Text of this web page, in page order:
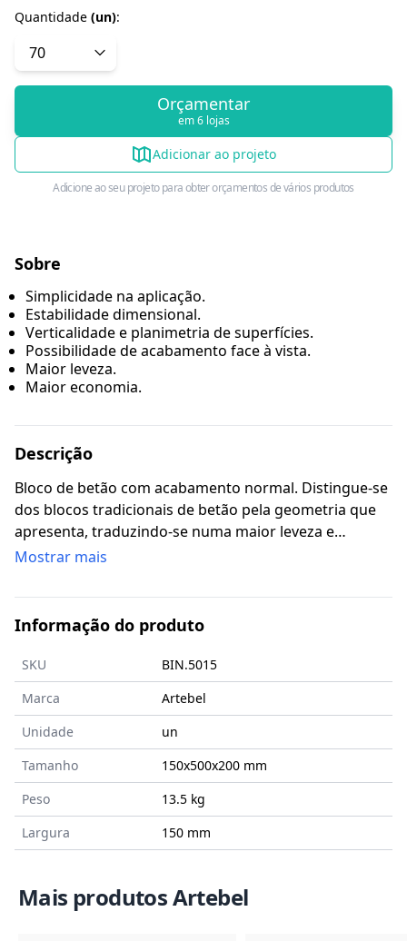
Quantidade (un):
Orçamentar
em 6 lojas
Adicionar ao projeto
Adicione ao seu projeto para obter orçamentos de vários produtos
Sobre
Simplicidade na aplicação.
Estabilidade dimensional.
Verticalidade e planimetria de superfícies.
Possibilidade de acabamento face à vista.
Maior leveza.
Maior economia.
Descrição
Bloco de betão com acabamento normal. Distingue-se
dos blocos tradicionais de betão pela geometria que
apresenta, traduzindo-se numa maior leveza e
mantendo a garantia de resistência mecânica.
exteriores ou interiores, de edifícios industriais, zonas
comerciais, naves, caves, armazéns e muros.
Mostrar mais
Informação do produto
SKU
BIN.5015
Marca
Artebel
Unidade
un
Tamanho
150x500x200 mm
Peso
13.5 kg
Largura
150 mm
Mais produtos Artebel